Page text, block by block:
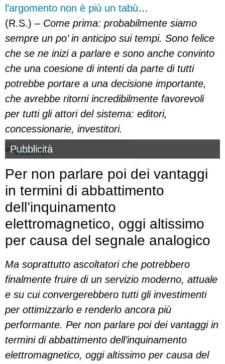
l’argomento non è più un tabù…
(R.S.) – Come prima: probabilmente siamo
sempre un po’ in anticipo sui tempi. Sono felice
che se ne inizi a parlare e sono anche convinto
che una coesione di intenti da parte di tutti
potrebbe portare a una decisione importante,
che avrebbe ritorni incredibilmente favorevoli
per tutti gli attori del sistema: editori,
concessionarie, investitori.
Pubblicità
Per non parlare poi dei vantaggi
in termini di abbattimento
dell’inquinamento
elettromagnetico, oggi altissimo
per causa del segnale analogico
Ma soprattutto ascoltatori che potrebbero
finalmente fruire di un servizio moderno, attuale
e su cui convergerebbero tutti gli investimenti
per ottimizzarlo e renderlo ancora più
performante. Per non parlare poi dei vantaggi in
termini di abbattimento dell’inquinamento
elettromagnetico, oggi altissimo per causa del